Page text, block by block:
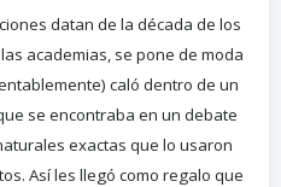
datan de la década de los
academias, se pone de moda
caló dentro de un
se encontraba en un debate
exactas que lo usaron
Así les llegó como regalo que